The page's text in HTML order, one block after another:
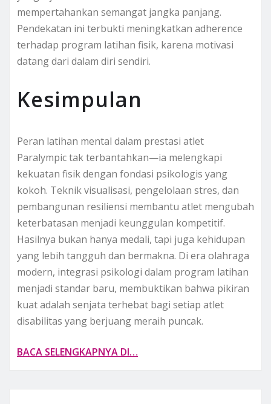
mempertahankan semangat jangka panjang.
Pendekatan ini terbukti meningkatkan adherence
terhadap program latihan fisik, karena motivasi
datang dari dalam diri sendiri.
Kesimpulan
Peran latihan mental dalam prestasi atlet
Paralympic tak terbantahkan—ia melengkapi
kekuatan fisik dengan fondasi psikologis yang
kokoh. Teknik visualisasi, pengelolaan stres, dan
pembangunan resiliensi membantu atlet mengubah
keterbatasan menjadi keunggulan kompetitif.
Hasilnya bukan hanya medali, tapi juga kehidupan
yang lebih tangguh dan bermakna. Di era olahraga
modern, integrasi psikologi dalam program latihan
menjadi standar baru, membuktikan bahwa pikiran
kuat adalah senjata terhebat bagi setiap atlet
disabilitas yang berjuang meraih puncak.
BACA SELENGKAPNYA DI…